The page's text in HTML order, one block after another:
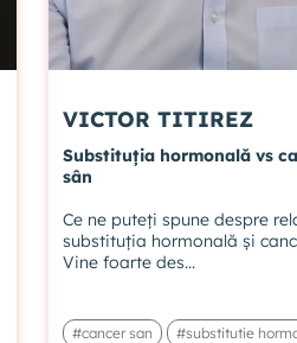
VICTOR TITIREZ
Substituția hormonală vs
sân
Ce ne puteți spune despre
substituția hormonală și
Vine foarte des...
#cancer san
#substitutie